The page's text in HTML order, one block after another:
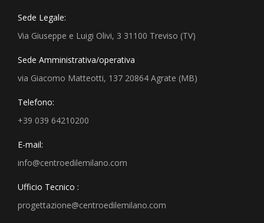
Sede Legale:
Via Giuseppe e Luigi Olivi, 3 31100 Treviso (TV)
Sede Amministrativa/operativa
via Giacomo Matteotti, 137 20864 Agrate (MB)
Telefono:
+39 039 64210200
E-mail:
info@centroedilemilano.com
Ufficio Tecnico :
progettazione@centroedilemilano.com